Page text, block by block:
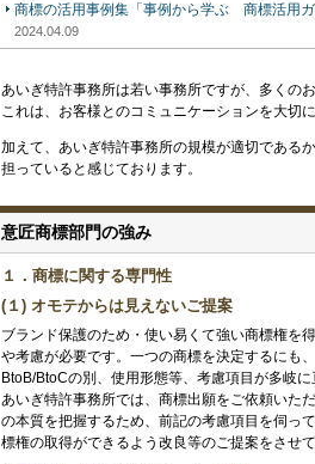
商標の活用事例集「事例から学ぶ 商標活用
2024.04.09
あいぎ特許事務所は若い事務所ですが、多くの
これは、お客様とのコミュニケーションを大切
加えて、あいぎ特許事務所の規模が適切である
担っていると感じております。
意匠商標部門の強み
１．商標に関する専門性
(１) オモテからは見えないご提案
ブランド保護のため・使い易くて強い商標権を
や考慮が必要です。一つの商標を決定するにも
BtoB/BtoCの別、使用形態等、考慮項目が多岐
あいぎ特許事務所では、商標出願をご依頼いた
の本質を把握するため、前記の考慮項目を伺っ
標権の取得ができるよう改良等のご提案をさせて